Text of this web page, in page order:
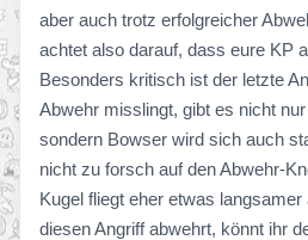
aber auch trotz erfolgreicher
achtet also darauf, dass eure KP
Besonders kritisch ist der letzte
Abwehr misslingt, gibt es nicht
sondern Bowser wird sich auch
nicht zu forsch auf den Abwehr-
Kugel fliegt eher etwas
diesen Angriff abwehrt, könnt ihr